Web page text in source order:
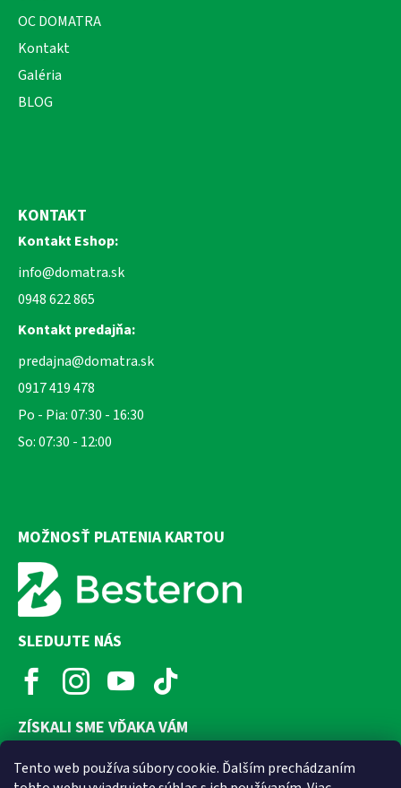
Tento web používa súbory cookie. Ďalším prechádzaním
OC DOMATRA
Kontakt
Galéria
BLOG
KONTAKT
Kontakt Eshop:
info@domatra.sk
0948 622 865
Kontakt predajňa:
predajna@domatra.sk
0917 419 478
Po - Pia: 07:30 - 16:30
So: 07:30 - 12:00
MOŽNOSŤ PLATENIA KARTOU
SLEDUJTE NÁS
ZÍSKALI SME VĎAKA VÁM